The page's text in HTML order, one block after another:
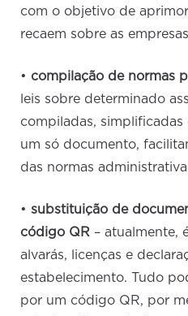
com o objetivo de
recaem sobre as
• compilação de normas
leis sobre determinado
compiladas, simplificadas
um só documento,
das normas
•substituição de
código QR – atualmente,
alvarás, licenças e
estabelecimento. Tudo
por um código QR, por